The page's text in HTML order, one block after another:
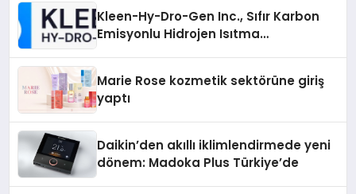
Kleen-Hy-Dro-Gen Inc., Sıfır Karbon
Emisyonlu Hidrojen Isıtma
Marie Rose kozmetik sektörüne giriş
yaptı
Daikin’den akıllı iklimlendirmede yeni
dönem: Madoka Plus Türkiye’de